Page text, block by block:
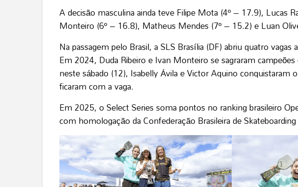
A decisão masculina ainda teve Filipe Mota (4º – 17.9), Lucas
Monteiro (6º – 16.8), Matheus Mendes (7º – 15.2) e Luan
Na passagem pelo Brasil, a SLS Brasília (DF) abriu quatro vagas
Em 2024, Duda Ribeiro e Ivan Monteiro se sagraram
neste sábado (12), Isabelly Ávila e Victor Aquino conquistaram
ficaram com a vaga.
Em 2025, o Select Series soma pontos no ranking brasileiro
com homologação da Confederação Brasileira de